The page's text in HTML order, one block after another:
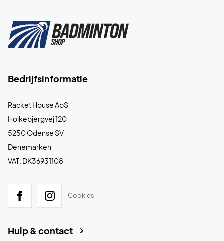
Bedrijfsinformatie
Racket House ApS
Holkebjergvej 120
5250 Odense SV
Denemarken
VAT: DK36931108
Cookies
Hulp & contact